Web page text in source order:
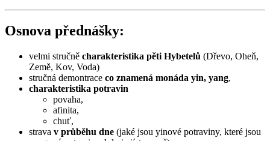
Osnova přednášky:
velmi stručně charakteristika pěti Hybetelů (Dřevo, Oheň,
Země, Kov, Voda)
stručná demontrace co znamená monáda yin, yang,
charakteristika potravin
povaha,
afinita,
chuť,
strava v průběhu dne (jaké jsou yinové potraviny, které jsou